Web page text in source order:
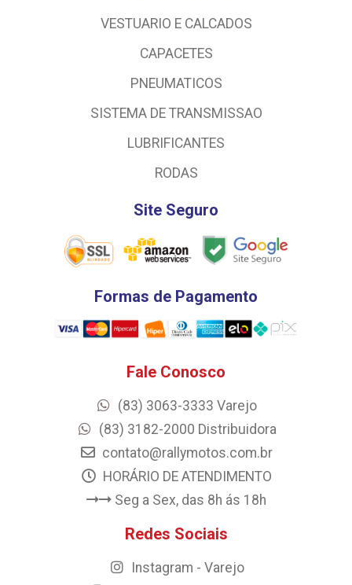
VESTUARIO E CALCADOS
CAPACETES
PNEUMATICOS
SISTEMA DE TRANSMISSAO
LUBRIFICANTES
RODAS
Site Seguro
Formas de Pagamento
Fale Conosco
(83) 3063-3333 Varejo
(83) 3182-2000 Distribuidora
contato@rallymotos.com.br
HORÁRIO DE ATENDIMENTO
Seg a Sex, das 8h ás 18h
Redes Sociais
Instagram - Varejo